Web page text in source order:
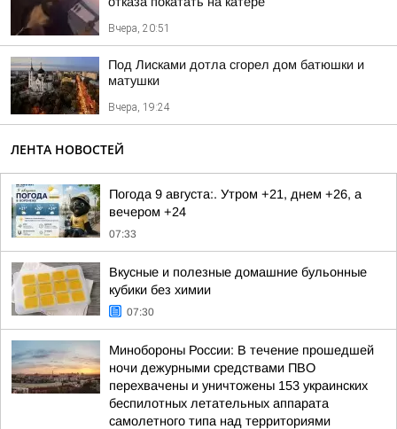
Вчера, 20:51
Под Лисками дотла сгорел дом батюшки и
матушки
Вчера, 19:24
ЛЕНТА НОВОСТЕЙ
Погода 9 августа:. Утром +21, днем +26, а
вечером +24
07:33
Вкусные и полезные домашние бульонные
кубики без химии
07:30
Минобороны России: В течение прошедшей
ночи дежурными средствами ПВО
перехвачены и уничтожены 153 украинских
беспилотных летательных аппарата
самолетного типа над территориями